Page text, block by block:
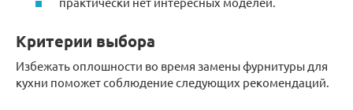
Критерии выбора
Избежать оплошности во время замены фурнитуры для
кухни поможет соблюдение следующих рекомендаций.